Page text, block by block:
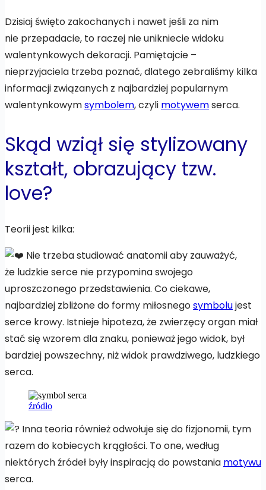
Dzisiaj święto zakochanych i nawet jeśli za nim
nie przepadacie, to raczej nie unikniecie widoku
walentynkowych dekoracji. Pamiętajcie –
nieprzyjaciela trzeba poznać, dlatego zebraliśmy kilka
informacji związanych z najbardziej popularnym
walentynkowymsymbolem, czyli motywemserca.
Skąd wziął się stylizowany
kształt, obrazujący tzw.
love?
Teorii jest kilka:
Nie trzeba studiować anatomii aby zauważyć,
że ludzkie serce nie przypomina swojego
uproszczonego przedstawienia. Co ciekawe,
najbardziej zbliżone do formy miłosnegosymbolujest
serce krowy. Istnieje hipoteza, że zwierzęcy organ miał
stać się wzorem dla znaku, ponieważ jego widok, był
bardziej powszechny, niż widok prawdziwego, ludzkiego
serca.
źródło
Inna teoria również odwołuje się do fizjonomii, tym
razem do kobiecych krągłości. To one, według
niektórych źródeł były inspiracją do powstania motywu
serca.